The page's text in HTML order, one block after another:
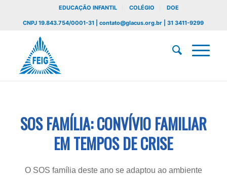
EDUCAÇÃO INFANTIL COLÉGIO DOE
CNPJ 19.843.754/0001-31 | contato@glacus.org.br | 31 3411-9299
SOS FAMÍLIA: CONVÍVIO FAMILIAR
EM TEMPOS DE CRISE
O SOS família deste ano se adaptou ao ambiente